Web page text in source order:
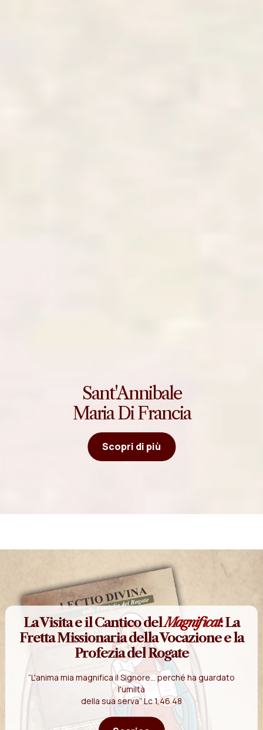
Sant'Annibale
Maria Di Francia
Scopri di più
La Visita e il Cantico delMagnificat: La
Fretta Missionaria della Vocazione e la
Profezia del Rogate
“L'anima mia magnifica il Signore... perché ha guardato
l'umiltà
della sua serva” Lc 1,46.48